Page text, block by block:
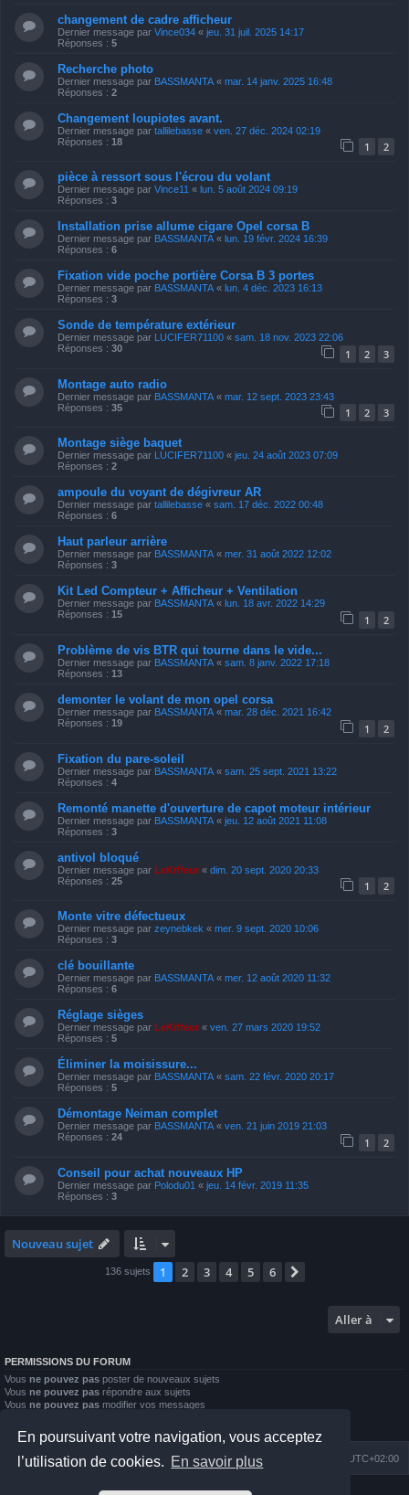
En poursuivant votre navigation, vous acceptez
l’utilisation de cookies. En savoir plus
changement de cadre afficheur
Dernier message par Vince034 « jeu. 31 juil. 2025 14:17
Réponses : 5
Recherche photo
Dernier message par BASSMANTA « mar. 14 janv. 2025 16:48
Réponses : 2
Changement loupiotes avant.
Dernier message par tallilebasse « ven. 27 déc. 2024 02:19
Réponses : 18 1 2
pièce à ressort sous l'écrou du volant
Dernier message par Vince11 « lun. 5 août 2024 09:19
Réponses : 3
Installation prise allume cigare Opel corsa B
Dernier message par BASSMANTA « lun. 19 févr. 2024 16:39
Réponses : 6
Fixation vide poche portière Corsa B 3 portes
Dernier message par BASSMANTA « lun. 4 déc. 2023 16:13
Réponses : 3
Sonde de température extérieur
Dernier message par LUCIFER71100 « sam. 18 nov. 2023 22:06
Réponses : 30 1 2 3
Montage auto radio
Dernier message par BASSMANTA « mar. 12 sept. 2023 23:43
Réponses : 35 1 2 3
Montage siège baquet
Dernier message par LUCIFER71100 « jeu. 24 août 2023 07:09
Réponses : 2
ampoule du voyant de dégivreur AR
Dernier message par tallilebasse « sam. 17 déc. 2022 00:48
Réponses : 6
Haut parleur arrière
Dernier message par BASSMANTA « mer. 31 août 2022 12:02
Réponses : 3
Kit Led Compteur + Afficheur + Ventilation
Dernier message par BASSMANTA « lun. 18 avr. 2022 14:29
Réponses : 15 1 2
Problème de vis BTR qui tourne dans le vide...
Dernier message par BASSMANTA « sam. 8 janv. 2022 17:18
Réponses : 13
demonter le volant de mon opel corsa
Dernier message par BASSMANTA « mar. 28 déc. 2021 16:42
Réponses : 19 1 2
Fixation du pare-soleil
Dernier message par BASSMANTA « sam. 25 sept. 2021 13:22
Réponses : 4
Remonté manette d'ouverture de capot moteur intérieur
Dernier message par BASSMANTA « jeu. 12 août 2021 11:08
Réponses : 3
antivol bloqué
Dernier message par LeKiffeur « dim. 20 sept. 2020 20:33
Réponses : 25 1 2
Monte vitre défectueux
Dernier message par zeynebkek « mer. 9 sept. 2020 10:06
Réponses : 3
clé bouillante
Dernier message par BASSMANTA « mer. 12 août 2020 11:32
Réponses : 6
Réglage sièges
Dernier message par LeKiffeur « ven. 27 mars 2020 19:52
Réponses : 5
Éliminer la moisissure...
Dernier message par BASSMANTA « sam. 22 févr. 2020 20:17
Réponses : 5
Démontage Neiman complet
Dernier message par BASSMANTA « ven. 21 juin 2019 21:03
Réponses : 24 1 2
Conseil pour achat nouveaux HP
Dernier message par Polodu01 « jeu. 14 févr. 2019 11:35
Réponses : 3
Nouveau sujet
136 sujets 1 2 3 4 5 6
Aller à
PERMISSIONS DU FORUM
Vous ne pouvez pas poster de nouveaux sujets
Vous ne pouvez pas répondre aux sujets
Vous ne pouvez pas modifier vos messages
Vous
ne pouvez pas joindre des fichiers
Index du forum UTC+02:00
Nous contacter
Développé parphpBB® Forum Software © phpBB Limited